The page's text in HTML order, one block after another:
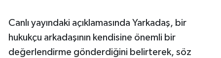
Canlı yayındaki açıklamasında Yarkadaş, bir
hukukçu arkadaşının kendisine önemli bir
değerlendirme gönderdiğini belirterek, söz